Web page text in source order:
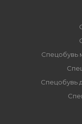
Спецобувь
Спецобувь